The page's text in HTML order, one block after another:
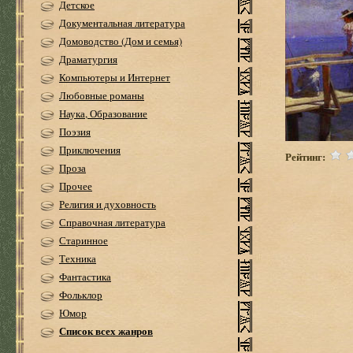
Детское
Документальная литература
Домоводство (Дом и семья)
Драматургия
Компьютеры и Интернет
Любовные романы
Наука, Образование
Поэзия
Приключения
Проза
Прочее
Религия и духовность
Справочная литература
Старинное
Техника
Фантастика
Фольклор
Юмор
Список всех жанров
Рейтинг: